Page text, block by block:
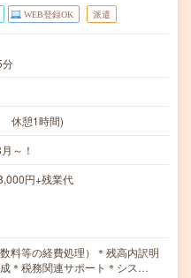
WEB登録OK 派遣
分
休憩1時間)
～！
円+残業代
料等の経費処理）＊残高内訳明
＊税務関連サポート＊シス…